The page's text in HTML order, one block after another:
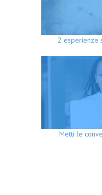
2 esperienze
Metti le